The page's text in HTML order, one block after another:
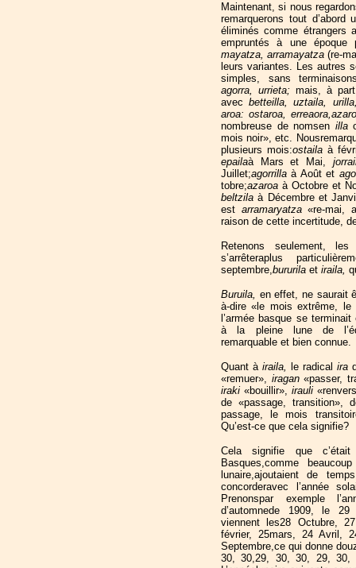
Maintenant, si nous
remarquerons tout
éliminés comme étrangers
empruntés à une époque
mayatza, arramayatza(re-
leurs variantes. Les autres
simples, sans
agorra, urrieta; mais, à
avecbetteilla, uztaila,
aroa: ostaroa,
nombreuse de nomsen illa
mois noir», etc.
plusieurs mois:ostaila à
epailaà Mars et Mai,
Juillet;agorrillaà Août et
tobre;azaroaà Octobre et
beltzilaà Décembre et
est arramaryatza«re-mai,
raison de cette incertitude,
Retenons seulement,
s’arrêteraplus
septembre,bururila et iraila,
Buruila, en effet, ne saurait
à-dire «le mois extrême, le
l’armée basque se
à la pleine lune de
remarquable et bien connue.
Quant à iraila, le radical ira
«remuer», iragan«passer,
iraki «bouillir», irauli
de «passage, transition»,
passage, le mois
Qu’est-ce que cela signifie?
Cela signifie que
Basques,comme
lunaire,ajoutaient de
concorderavec l’année
Prenonspar exemple
d’automnede 1909, le
viennent les28 Octubre,
février, 25mars, 24 Avril,
Septembre,ce qui donne
30, 30,29, 30, 30, 29, 30,